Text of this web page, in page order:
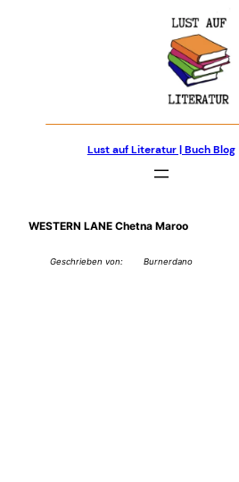
Lust auf Literatur | Buch Blog
WESTERN LANE Chetna Maroo
Geschrieben von: Burnerdano